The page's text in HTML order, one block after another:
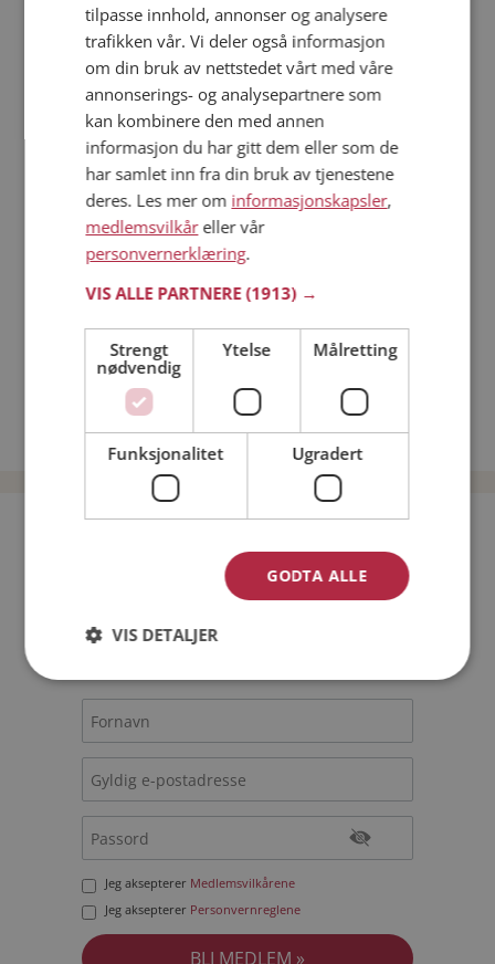
Läs mer
Trinn 1 - Bli medlem og lag en presentasjon
Trinn 2 - Slik fungerer våre søkefunksjoner
Trinn 3 - Tips til hvordan du tar kontakt
Sikker dating
Dating på mobilen
Dating på Møteplassen
Menn fra Skjervøy
Date kvinner i Norge
Date menn i Norge
Mann Kvinne
Jeg aksepterer Medlemsvilkårene
Jeg aksepterer Personvernreglene
tilpasse innhold, annonser og analysere
trafikken vår. Vi deler også informasjon
om din bruk av nettstedet vårt med våre
annonserings- og analysepartnere som
kan kombinere den med annen
informasjon du har gitt dem eller som de
har samlet inn fra din bruk av tjenestene
deres. Les mer om informasjonskapsler,
medlemsvilkåreller vår
personvernerklæring.
VIS ALLE PARTNERE(1913) →
Strengt
nødvendig
Ytelse Målretting
Funksjonalitet Ugradert
GODTA ALLE
VIS DETALJER